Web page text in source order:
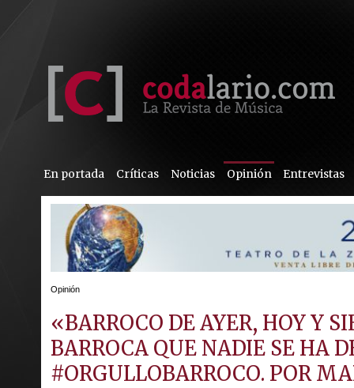
En portada Críticas Noticias Opinión Entrevistas
Opinión
«BARROCO DE AYER, HOY Y
BARROCA QUE NADIE SE HA
#ORGULLOBARROCO. POR